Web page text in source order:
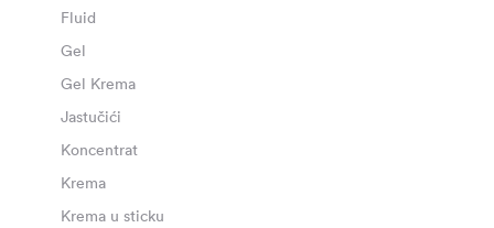
Fluid
Gel
Gel Krema
Jastučići
Koncentrat
Krema
Krema u sticku